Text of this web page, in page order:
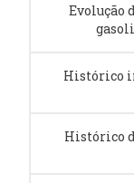
Evolução
Histórico
Histórico